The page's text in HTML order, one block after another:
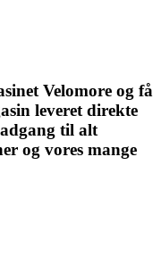
Velomore og få
leveret direkte
til alt
og vores mange